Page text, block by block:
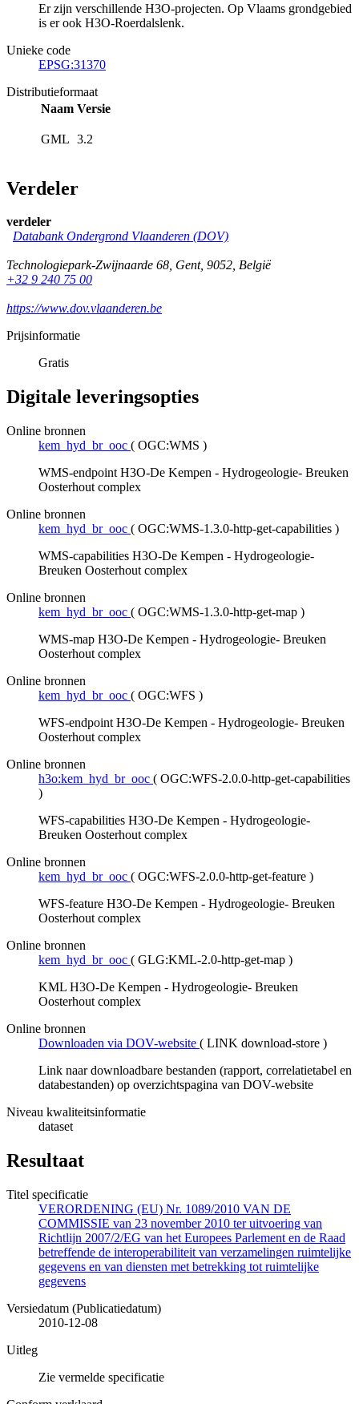
Er zijn verschillende H3O-projecten. Op Vlaams grondgebied
is er ook H3O-Roerdalslenk.
Unieke code
EPSG:31370
Distributieformaat
Naam Versie
GML 3.2
Verdeler
verdeler
Databank Ondergrond Vlaanderen (DOV)
Technologiepark-Zwijnaarde 68, Gent, 9052, België
+32 9 240 75 00
https://www.dov.vlaanderen.be
Prijsinformatie
Gratis
Digitale leveringsopties
Online bronnen
kem_hyd_br_ooc ( OGC:WMS )
WMS-endpoint H3O-De Kempen - Hydrogeologie- Breuken
Oosterhout complex
Online bronnen
kem_hyd_br_ooc ( OGC:WMS-1.3.0-http-get-capabilities )
WMS-capabilities H3O-De Kempen - Hydrogeologie-
Breuken Oosterhout complex
Online bronnen
kem_hyd_br_ooc ( OGC:WMS-1.3.0-http-get-map )
WMS-map H3O-De Kempen - Hydrogeologie- Breuken
Oosterhout complex
Online bronnen
kem_hyd_br_ooc ( OGC:WFS )
WFS-endpoint H3O-De Kempen - Hydrogeologie- Breuken
Oosterhout complex
Online bronnen
h3o:kem_hyd_br_ooc ( OGC:WFS-2.0.0-http-get-capabilities
)
WFS-capabilities H3O-De Kempen - Hydrogeologie-
Breuken Oosterhout complex
Online bronnen
kem_hyd_br_ooc ( OGC:WFS-2.0.0-http-get-feature )
WFS-feature H3O-De Kempen - Hydrogeologie- Breuken
Oosterhout complex
Online bronnen
kem_hyd_br_ooc ( GLG:KML-2.0-http-get-map )
KML H3O-De Kempen - Hydrogeologie- Breuken
Oosterhout complex
Online bronnen
Downloaden via DOV-website ( LINK download-store )
Link naar downloadbare bestanden (rapport, correlatietabel en
databestanden) op overzichtspagina van DOV-website
Niveau kwaliteitsinformatie
dataset
Resultaat
Titel specificatie
VERORDENING (EU) Nr. 1089/2010 VAN DE
COMMISSIE van 23 november 2010 ter uitvoering van
Richtlijn 2007/2/EG van het Europees Parlement en de Raad
betreffende de interoperabiliteit van verzamelingen ruimtelijke
gegevens en van diensten met betrekking tot ruimtelijke
gegevens
Versiedatum (Publicatiedatum)
2010-12-08
Uitleg
Zie vermelde specificatie